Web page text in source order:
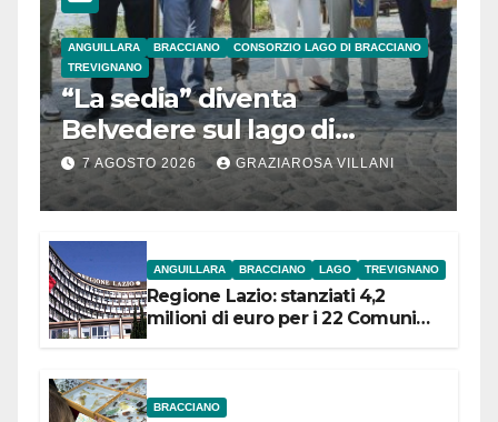
ANGUILLARA BRACCIANO
CONSORZIO LAGO DI BRACCIANO
TREVIGNANO
“La sedia” diventa
Belvedere sul lago di
Bracciano: ieri
l’inaugurazione
7 AGOSTO 2026 GRAZIAROSA VILLANI
ANGUILLARA BRACCIANO LAGO TREVIGNANO
Regione Lazio: stanziati 4,2
milioni di euro per i 22 Comuni
BRACCIANO